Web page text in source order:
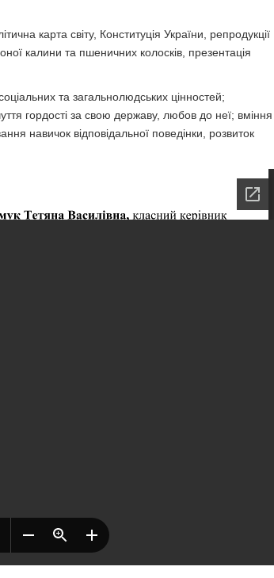
карта світу, Конституція України, репродукції
калини та пшеничних колосків, презентація
та загальнолюдських цінностей;
гордості за свою державу, любов до неї; вміння
навичок відповідальної поведінки, розвиток